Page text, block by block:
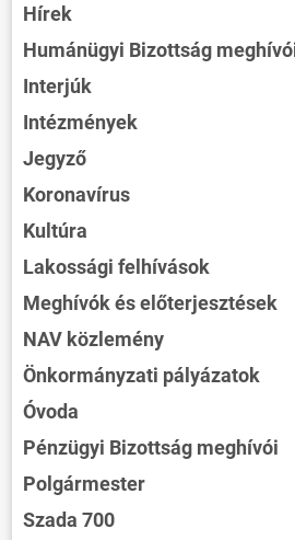
Hírek
Humánügyi Bizottság
Interjúk
Intézmények
Jegyző
Koronavírus
Kultúra
Lakossági felhívások
Meghívók és előterjesztések
NAV közlemény
Önkormányzati pályázatok
Óvoda
Pénzügyi Bizottság meghívói
Polgármester
Szada 700